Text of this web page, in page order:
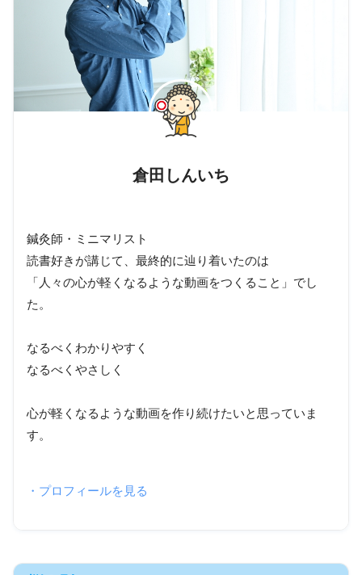
倉田しんいち
鍼灸師・ミニマリスト
読書好きが講じて、最終的に辿り着いたのは
「人々の心が軽くなるような動画をつくること」でし
た。
なるべくわかりやすく
なるべくやさしく
心が軽くなるような動画を作り続けたいと思っていま
す。
・プロフィールを見る